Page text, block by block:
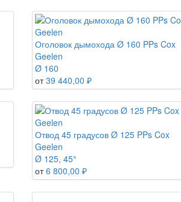
Оголовок дымохода Ø 160 PPs Cox
Geelen
Ø 160
от 39 440,00 ₽
Отвод 45 градусов Ø 125 PPs Cox
Geelen
Ø 125, 45°
от 6 800,00 ₽